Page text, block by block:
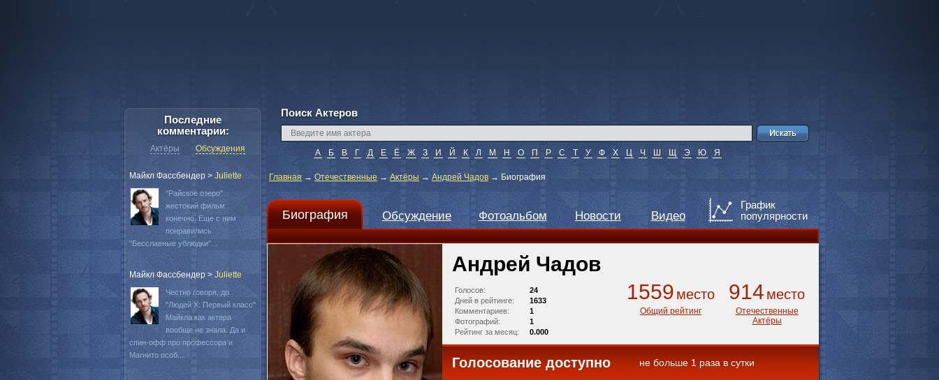
Поиск Актеров
А Б В Г Д Е Ё Ж З И Й К Л М Н О П Р С Т У Ф Х Ц Ч Ш Щ Э Ю Я
Главная → Отечественные → Актёры → Андрей Чадов → Биография
Биография Обсуждение Фотоальбом Новости Видео
График
популярности
Андрей Чадов
1559 место
Общий рейтинг
914 место
Отечественные
Актёры
Голосов:
24
Дней в рейтинге:
1633
Комментариев:
1
Фотографий:
1
Рейтинг за месяц:
0.000
Голосование доступно не больше 1 раза в сутки
Последние
комментарии:
Актёры Обсуждения
Майкл Фассбендер > Juliette
"Райское озеро"
жестокий фильм
конечно. Еще с ним
понравились
"Бесславные ублюдки"...
Майкл Фассбендер > Juliette
Честно говоря, до
"Людей Х: Первый класс"
Майкла как актера
вообще не знала. Да и
спин-офф про профессора и
Магнито особ...